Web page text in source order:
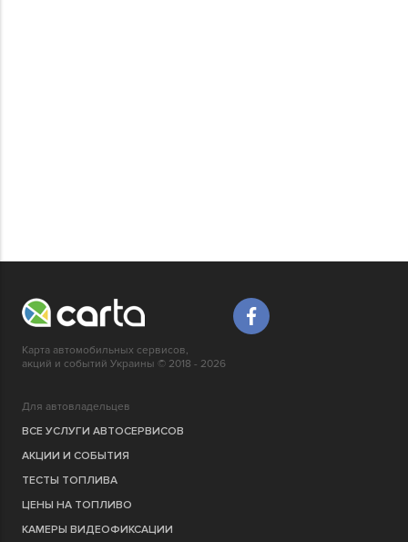
Карта автомобильных сервисов,
акций и событий Украины © 2018 - 2026
Для автовладельцев
ВСЕ УСЛУГИ АВТОСЕРВИСОВ
АКЦИИ И СОБЫТИЯ
ТЕСТЫ ТОПЛИВА
ЦЕНЫ НА ТОПЛИВО
КАМЕРЫ ВИДЕОФИКСАЦИИ